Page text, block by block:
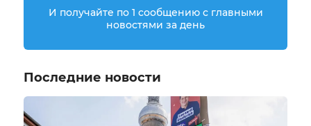
И получайте по 1 сообщению с главными
новостями за день
Последние новости